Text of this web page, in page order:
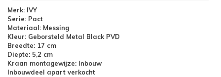
Merk: IVY
Serie: Pact
Materiaal: Messing
Kleur: Geborsteld Metal Black PVD
Breedte: 17 cm
Diepte: 5,2 cm
Kraan montagewijze: Inbouw
Inbouwdeel apart verkocht